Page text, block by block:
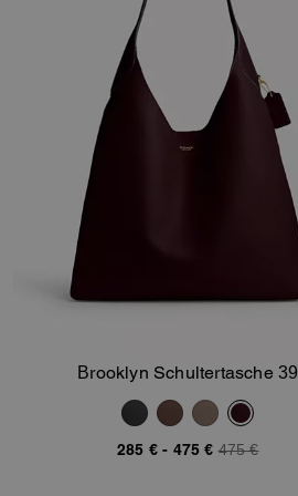
In Den Warenkorb
Brooklyn Schultertasche 39
285 €- 475 € 475 €